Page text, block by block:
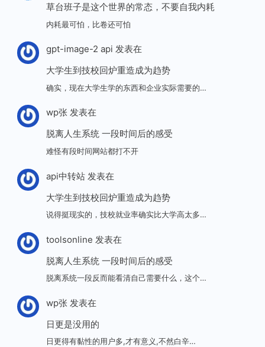
草台班子是这个世界的常态，不要自我内耗
内耗最可怕，比卷还可怕
gpt-image-2 api 发表在
大学生到技校回炉重造成为趋势
确实，现在大学生学的东西和企业实际需要的…
wp张发表在
脱离人生系统 一段时间后的感受
难怪有段时间网站都打不开
api中转站发表在
大学生到技校回炉重造成为趋势
说得挺现实的，技校就业率确实比大学高太多…
toolsonline 发表在
脱离人生系统 一段时间后的感受
脱离系统一段反而能看清自己需要什么，这个…
wp张发表在
日更是没用的
日更得有黏性的用户多,才有意义,不然白辛…